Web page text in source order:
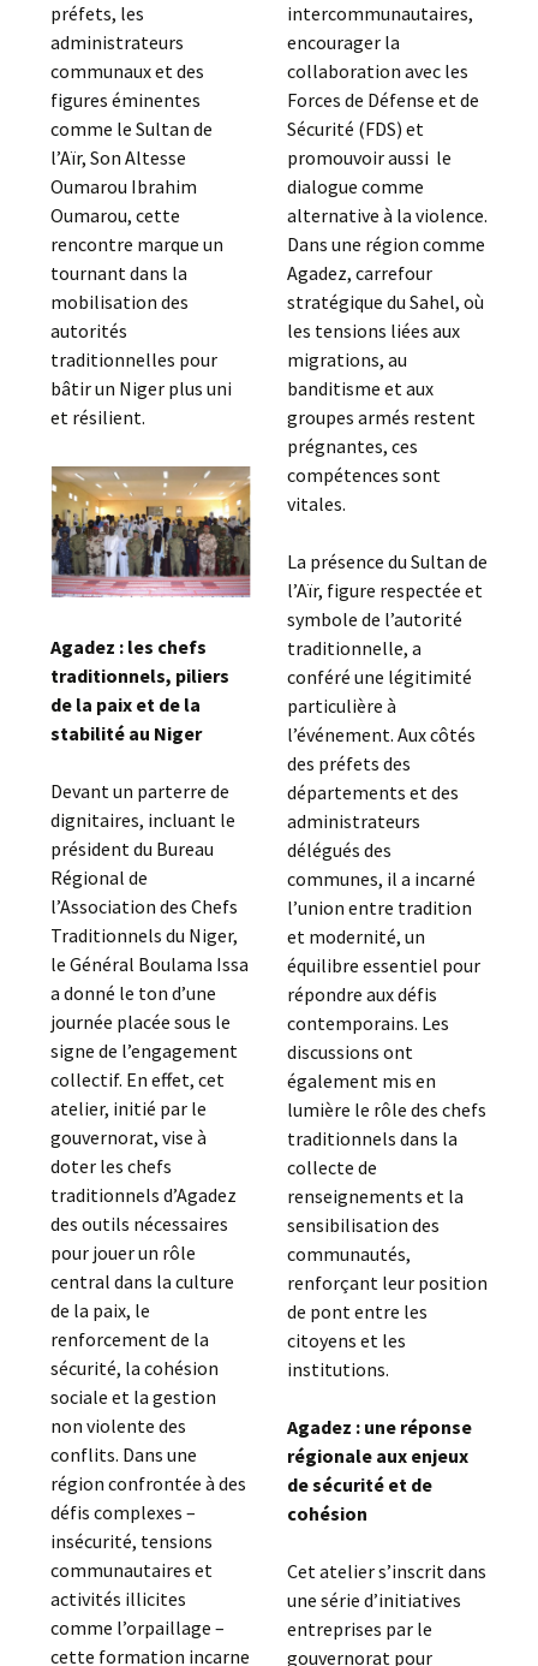
préfets, les
administrateurs
communaux et des
figures éminentes
comme le Sultan de
l’Aïr, Son Altesse
Oumarou Ibrahim
Oumarou, cette
rencontre marque un
tournant dans la
mobilisation des
autorités
traditionnelles pour
bâtir un Niger plus uni
et résilient.
Agadez : les chefs
traditionnels, piliers
de la paix et de la
stabilité au Niger
Devant un parterre de
dignitaires, incluant le
président du Bureau
Régional de
l’Association des Chefs
Traditionnels du Niger,
le Général Boulama Issa
a donné le ton d’une
journée placée sous le
signe de l’engagement
collectif. En effet, cet
atelier, initié par le
gouvernorat, vise à
doter les chefs
traditionnels d’Agadez
des outils nécessaires
pour jouer un rôle
central dans la culture
de la paix, le
renforcement de la
sécurité, la cohésion
sociale et la gestion
non violente des
conflits. Dans une
région confrontée à des
défis complexes –
insécurité, tensions
communautaires et
activités illicites
comme l’orpaillage –
cette formation incarne
intercommunautaires,
encourager la
collaboration avec les
Forces de Défense et de
Sécurité (FDS) et
promouvoir aussi le
dialogue comme
alternative à la violence.
Dans une région comme
Agadez, carrefour
stratégique du Sahel, où
les tensions liées aux
migrations, au
banditisme et aux
groupes armés restent
prégnantes, ces
compétences sont
vitales.
La présence du Sultan de
l’Aïr, figure respectée et
symbole de l’autorité
traditionnelle, a
conféré une légitimité
particulière à
l’événement. Aux côtés
des préfets des
départements et des
administrateurs
délégués des
communes, il a incarné
l’union entre tradition
et modernité, un
équilibre essentiel pour
répondre aux défis
contemporains. Les
discussions ont
également mis en
lumière le rôle des chefs
traditionnels dans la
collecte de
renseignements et la
sensibilisation des
communautés,
renforçant leur position
de pont entre les
citoyens et les
institutions.
Agadez : une réponse
régionale aux enjeux
de sécurité et de
cohésion
Cet atelier s’inscrit dans
une série d’initiatives
entreprises par le
gouvernorat pour